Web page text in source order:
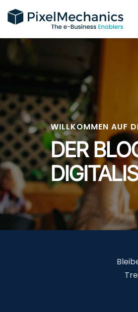
WILLKOMMEN AUF
DER